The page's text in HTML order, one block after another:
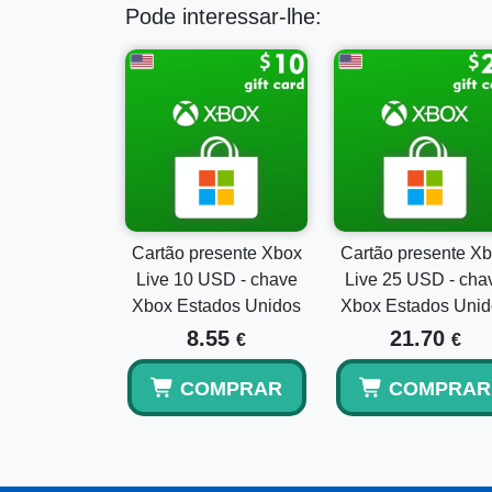
Pode interessar-lhe:
Cartão presente Xbox
Live 10 USD - chave
Xbox Estados Unidos
8.55 €
COMPRAR
Cartão presente
Live 25 USD -
Xbox Estados
21.70 €
COMPRAR